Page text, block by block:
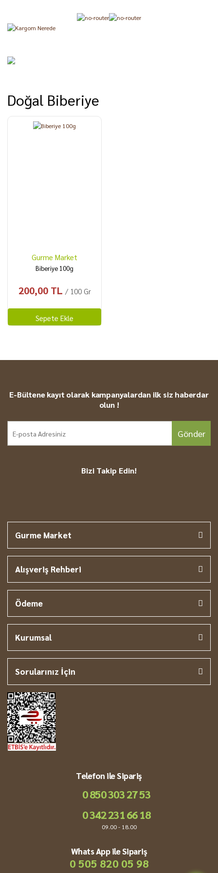
Doğal Biberiye
Gurme Market
Biberiye 100g
200,00 TL / 100 Gr
Sepete Ekle
E-Bültene kayıt olarak kampanyalardan ilk siz haberdar
olun !
Gönder
Bizi Takip Edin!
Gurme Market
Alışveriş Rehberi
Ödeme
Kurumsal
Sorularınız İçin
Telefon ile Sipariş
0 850 303 27 53
0 342 231 66 18
09.00 - 18.00
Whats App ile Sipariş
0 505 820 05 98